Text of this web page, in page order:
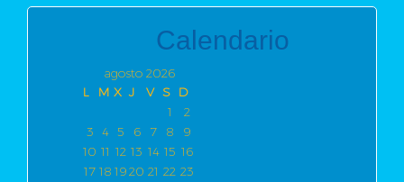
Calendario
agosto 2026
L
M X J V S D
1
2
3 4 5 6 7 8
9
10 11 12 13 14 15 16
17 18 1920 21 22 23